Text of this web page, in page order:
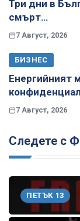
Три дни в
смърт…
7 Август, 2026
БИЗНЕС
Енергийният
7 Август, 2026
Следете с
ПЕТЪК 13